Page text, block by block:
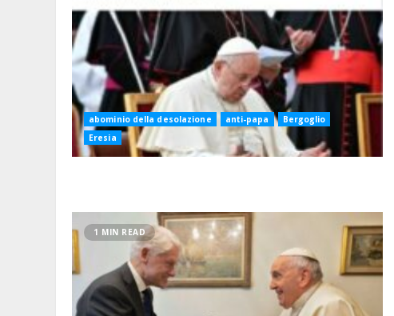
abominio della desolazione anti-papa
Bergoglio
Eresia
1 MIN READ